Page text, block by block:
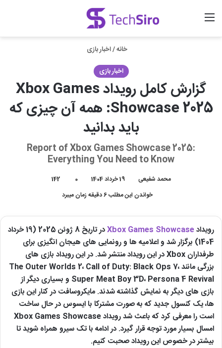
جستجو برای
ورود
خانه/اخبار بازی
اخبار بازی
گزارش کامل رویداد Xbox Games
Showcase 2025: همه آن چیزی که
باید بدانید
Report of Xbox Games Showcase 2025:
Everything You Need to Know
محمد شفیعی 19 خرداد 1404 0
142
خواندن این مطلب 6 دقیقه زمان میبرد
رویدادXbox Games Showcase
در تاریخ 8 ژوئن 2025 (19 خرداد
1404) برگزار شد و اعلامیه ها و رونمایی های هیجان انگیزی برای
طرفداران Xbox در این رویداد منتشر شد. در این رویداد بازی های
بزرگی مانند The Outer Worlds 2، Call of Duty: Black Ops 7،
Super Meat Boy 3D، Persona 4 Revival و بسیاری دیگر از
بازی های دیگر به نمایش گذاشته شدند. مایکروسافت در کنار این بازی
ها، یک کنسول جدید که به صورت مشترکا با ایسوس در حال ساخت
است را معرفی کرد که باعث شد رویداد Xbox Games Showcase
امسال بسیار مورد توجه قرار گیرد. در ادامه با تک سیرو همراه شوید تا
بیشتر در خصوص این رویداد صحبت کنیم.